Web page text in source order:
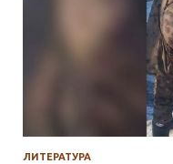
ЛИТЕРАТУРА